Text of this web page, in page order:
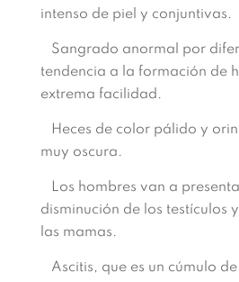
intenso de piel y conjuntivas.
Sangrado anormal por
tendencia a la formación de
extrema facilidad.
Heces de color pálido y
muy oscura.
Los hombres van a
disminución de los testículos
las mamas.
Ascitis, que es un cúmulo